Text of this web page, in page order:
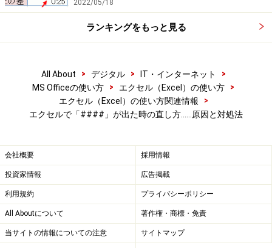
エクセルで＃NAME?とエラーが！
エクセルで#REFとエラーが！
エクセルで#N/Aとエラーが！
エクセル(Excel)で線を引く方法は？ コネクタなども
解説
ータで文書作成
LINEでファイル送信をする方法（WordやExcelなど
画像以外）
Excelの作業グループ機能とは？使い方と解除方法
ビジネスで使えるExcel関数
2022/05/18
ランキングをもっと見る
All About > デジタル > IT・インターネット
>
MS Officeの使い方
> エクセル（Excel）の使い方
>
エクセル（Excel）の使い方関連情報
>
エクセルで「####」が出た時の直し方……原因と対処法
会社概要 採用情報
投資家情報 広告掲載
利用規約 プライバシーポリシー
All Aboutについて 著作権・商標・免責
当サイトの情報についての注意 サイトマップ